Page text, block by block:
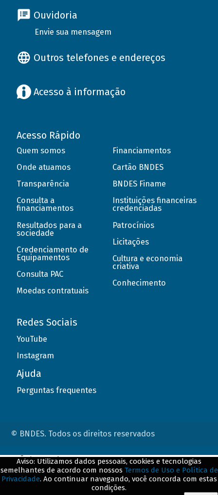
Ouvidoria
Envie sua mensagem
Outros telefones e endereços
Acesso à informação
Acesso Rápido
Quem somos
Onde atuamos
Transparência
Consulta a
financiamentos
Resultados para a
sociedade
Credenciamento de
Equipamentos
Consulta PAC
Moedas contratuais
Financiamentos
Cartão BNDES
BNDES Finame
Instituições financeiras
credenciadas
Patrocínios
Licitações
Cultura e economia
criativa
Conhecimento
Redes Sociais
YouTube
Instagram
Ajuda
Perguntas frequentes
© BNDES. Todos os direitos reservados
Aviso: Utilizamos dados pessoais, cookies e tecnologias
semelhantes de acordo com nossos Termos de Uso e Política de
Privacidade. Ao continuar navegando, você concorda com estas
condições.
ConteÃºdo complementar
${title}${badge}